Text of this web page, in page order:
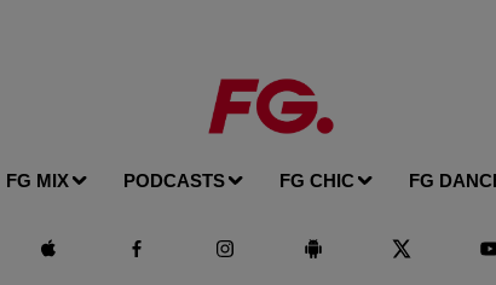
FG MIX PODCASTS FG CHIC FG